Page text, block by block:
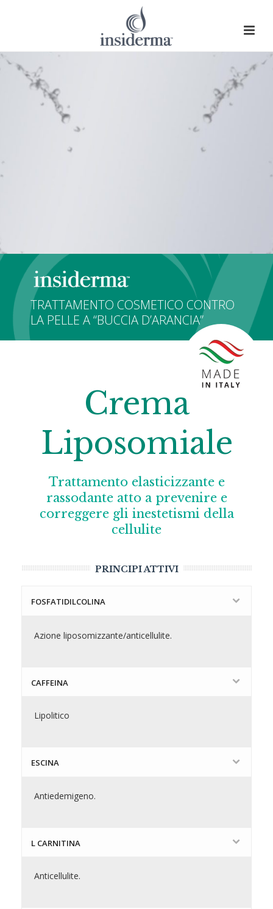
TRATTAMENTO COSMETICO CONTRO
LA PELLE A “BUCCIA D’ARANCIA”
Crema
Liposomiale
Trattamento elasticizzante e
rassodante atto a prevenire e
correggere gli inestetismi della
cellulite
PRINCIPI ATTIVI
FOSFATIDILCOLINA
Azione liposomizzante/anticellulite.
CAFFEINA
Lipolitico
ESCINA
Antiedemigeno.
L CARNITINA
Anticellulite.